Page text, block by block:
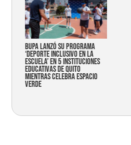
Bupa lanzó su programa
‘Deporte Inclusivo en la
Escuela’ en 5 instituciones
educativas de Quito
mientras celebra espacio
verde